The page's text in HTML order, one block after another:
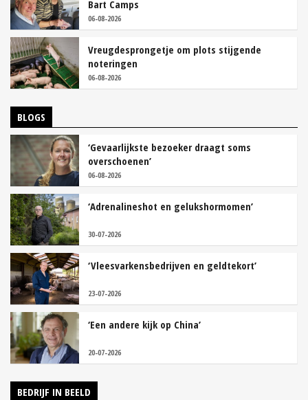
Bart Camps
06-08-2026
Vreugdesprongetje om plots stijgende
noteringen
06-08-2026
BLOGS
‘Gevaarlijkste bezoeker draagt soms
overschoenen’
06-08-2026
‘Adrenalineshot en gelukshormomen’
30-07-2026
‘Vleesvarkensbedrijven en geldtekort’
23-07-2026
‘Een andere kijk op China’
20-07-2026
BEDRIJF IN BEELD